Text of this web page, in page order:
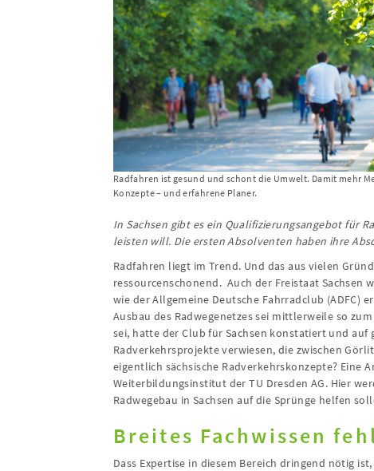
Radfahren ist gesund und schont die Umwelt. Damit mehr
Konzepte – und erfahrene Planer.
In Sachsen gibt es ein Qualifizierungsangebot für
leisten will. Die ersten Absolventen haben ihre
Radfahren liegt im Trend. Und das aus vielen
ressourcenschonend. Auch der Freistaat
wie der Allgemeine Deutsche Fahrradclub (ADFC)
Ausbau des Radwegenetzes sei mittlerweile so
sei, hatte der Club für Sachsen konstatiert und auf
Radverkehrsprojekte verwiesen, die zwischen
eigentlich sächsische Radverkehrskonzepte? Eine
Weiterbildungsinstitut der TU Dresden AG. Hier
Radwegebau in Sachsen auf die Sprünge helfen
Breites Fachwissen
Dass Expertise in diesem Bereich dringend nötig